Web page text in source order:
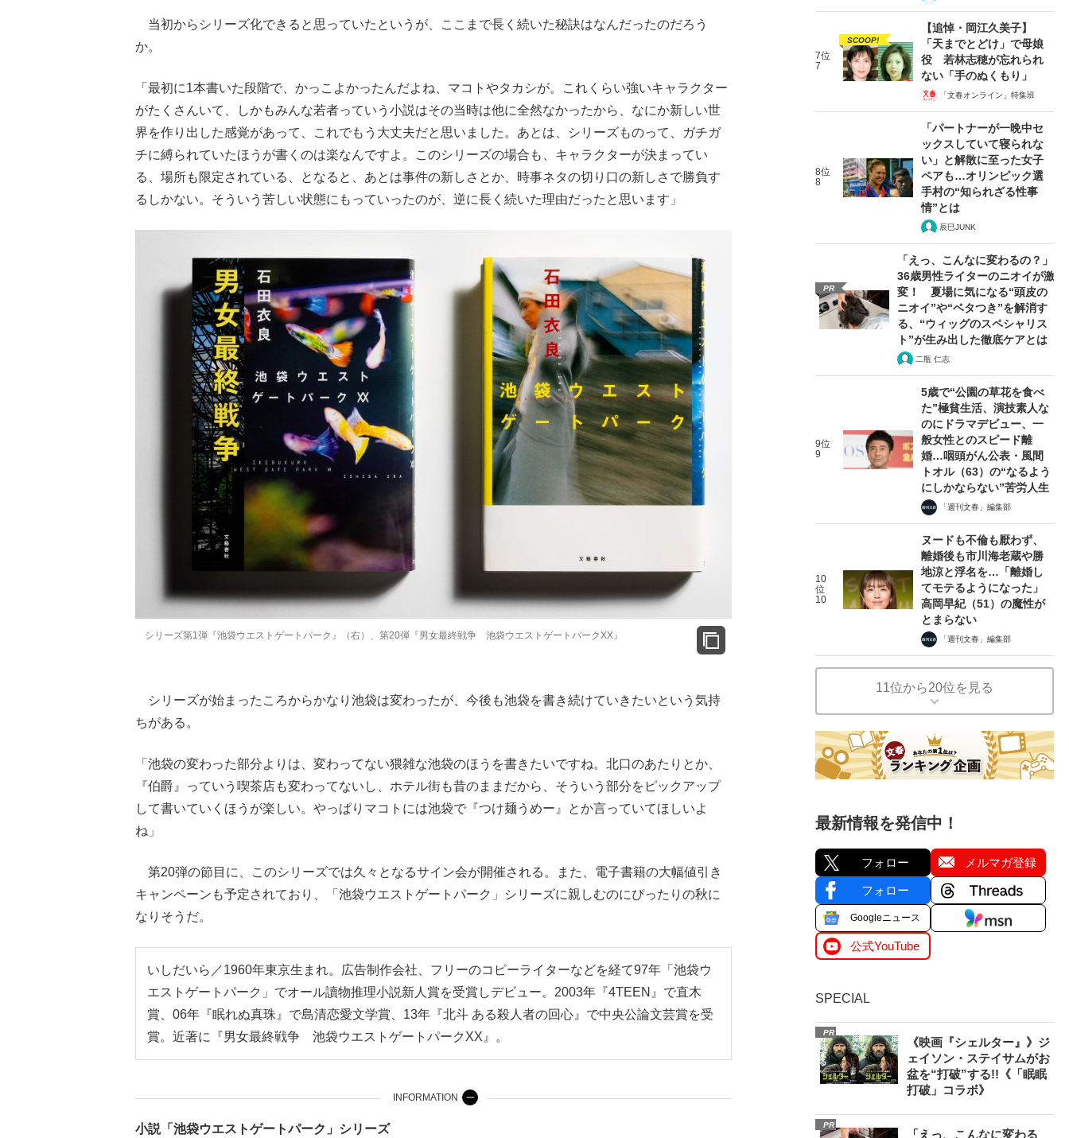
当初からシリーズ化できると思っていたというが、ここまで長く続いた秘訣はなんだったのだろう
か。
「最初に1本書いた段階で、かっこよかったんだよね、マコトやタカシが。これくらい強いキャラクター
がたくさんいて、しかもみんな若者っていう小説はその当時は他に全然なかったから、なにか新しい世
界を作り出した感覚があって、これでもう大丈夫だと思いました。あとは、シリーズものって、ガチガ
チに縛られていたほうが書くのは楽なんですよ。このシリーズの場合も、キャラクターが決まってい
る、場所も限定されている、となると、あとは事件の新しさとか、時事ネタの切り口の新しさで勝負す
るしかない。そういう苦しい状態にもっていったのが、逆に長く続いた理由だったと思います」
シリーズ第1弾『池袋ウエストゲートパーク』（右）、第20弾『男女最終戦争 池袋ウエストゲートパークXX』
シリーズが始まったころからかなり池袋は変わったが、今後も池袋を書き続けていきたいという気持
ちがある。
「池袋の変わった部分よりは、変わってない猥雑な池袋のほうを書きたいですね。北口のあたりとか、
『伯爵』っていう喫茶店も変わってないし、ホテル街も昔のままだから、そういう部分をピックアップ
して書いていくほうが楽しい。やっぱりマコトには池袋で『つけ麺うめー』とか言っていてほしいよ
ね」
第20弾の節目に、このシリーズでは久々となるサイン会が開催される。また、電子書籍の大幅値引き
キャンペーンも予定されており、「池袋ウエストゲートパーク」シリーズに親しむのにぴったりの秋に
なりそうだ。
いしだいら／1960年東京生まれ。広告制作会社、フリーのコピーライターなどを経て97年「池袋ウ
エストゲートパーク」でオール讀物推理小説新人賞を受賞しデビュー。2003年『4TEEN』で直木
賞、06年『眠れぬ真珠』で島清恋愛文学賞、13年『北斗 ある殺人者の回心』で中央公論文芸賞を受
賞。近著に『男女最終戦争 池袋ウエストゲートパークXX』。
INFORMATION
小説「池袋ウエストゲートパーク」シリーズ
7位
7
SCOOP!
【追悼・岡江久美子】
「天までとどけ」で母娘
役 若林志穂が忘れられ
ない「手のぬくもり」
「文春オンライン」特集班
8位
8
「パートナーが一晩中セ
ックスしていて寝られな
い」と解散に至った女子
ペアも…オリンピック選
手村の“知られざる性事
情”とは
辰巳JUNK
PR
「えっ、こんなに変わるの？」
36歳男性ライターのニオイが激
変！ 夏場に気になる“頭皮の
ニオイ”や“ベタつき”を解消す
る、“ウィッグのスペシャリス
ト”が生み出した徹底ケアとは
二瓶 仁志
9位
9
5歳で“公園の草花を食べ
た”極貧生活、演技素人な
のにドラマデビュー、一
般女性とのスピード離
婚…咽頭がん公表・風間
トオル（63）の“なるよう
にしかならない”苦労人生
「週刊文春」編集部
10
位
10
ヌードも不倫も厭わず、
離婚後も市川海老蔵や勝
地涼と浮名を…「離婚し
てモテるようになった」
高岡早紀（51）の魔性が
とまらない
「週刊文春」編集部
11位から20位を見る
最新情報を発信中！
フォロー メルマガ登録
フォロー
Googleニュース
公式YouTube
SPECIAL
PR
《映画『シェルター』》ジ
ェイソン・ステイサムがお
盆を“打破”する!!《「眠眠
打破」コラボ》
PR
「えっ、こんなに変わる